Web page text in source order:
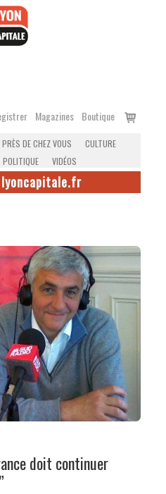
Magazines Boutique
Voir
PRÈS DE CHEZ VOUS
CULTURE
POLITIQUE VIDÉOS
lyoncapitale.fr
doit continuer